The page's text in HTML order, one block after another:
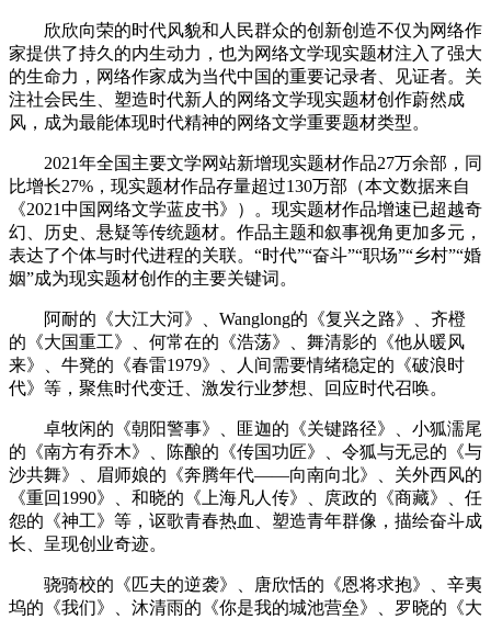
欣欣向荣的时代风貌和人民群众的创新创造不仅为网络作
家提供了持久的内生动力，也为网络文学现实题材注入了强大
的生命力，网络作家成为当代中国的重要记录者、见证者。关
注社会民生、塑造时代新人的网络文学现实题材创作蔚然成
风，成为最能体现时代精神的网络文学重要题材类型。
2021年全国主要文学网站新增现实题材作品27万余部，同
比增长27%，现实题材作品存量超过130万部（本文数据来自
《2021中国网络文学蓝皮书》）。现实题材作品增速已超越奇
幻、历史、悬疑等传统题材。作品主题和叙事视角更加多元，
表达了个体与时代进程的关联。“时代”“奋斗”“职场”“乡村”“婚
姻”成为现实题材创作的主要关键词。
阿耐的《大江大河》、Wanglong的《复兴之路》、齐橙
的《大国重工》、何常在的《浩荡》、舞清影的《他从暖风
来》、牛凳的《春雷1979》、人间需要情绪稳定的《破浪时
代》等，聚焦时代变迁、激发行业梦想、回应时代召唤。
卓牧闲的《朝阳警事》、匪迦的《关键路径》、小狐濡尾
的《南方有乔木》、陈酿的《传国功匠》、令狐与无忌的《与
沙共舞》、眉师娘的《奔腾年代——向南向北》、关外西风的
《重回1990》、和晓的《上海凡人传》、庹政的《商藏》、任
怨的《神工》等，讴歌青春热血、塑造青年群像，描绘奋斗成
长、呈现创业奇迹。
骁骑校的《匹夫的逆袭》、唐欣恬的《恩将求抱》、辛夷
坞的《我们》、沐清雨的《你是我的城池营垒》、罗晓的《大